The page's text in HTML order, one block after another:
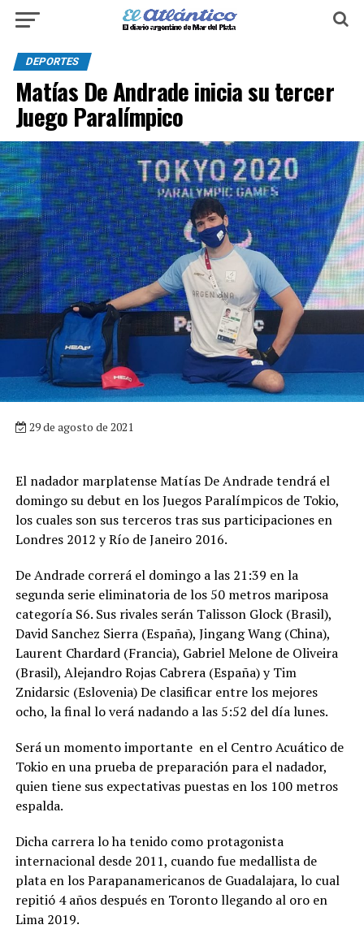
DEPORTES
Matías De Andrade inicia su tercer
Juego Paralímpico
29 de agosto de 2021
El nadador marplatense Matías De Andrade tendrá el
domingo su debut en los Juegos Paralímpicos de Tokio,
los cuales son sus terceros tras sus participaciones en
Londres 2012 y Río de Janeiro 2016.
De Andrade correrá el domingo a las 21:39 en la
segunda serie eliminatoria de los 50 metros mariposa
categoría S6. Sus rivales serán Talisson Glock (Brasil),
David Sanchez Sierra (España), Jingang Wang (China),
Laurent Chardard (Francia), Gabriel Melone de Oliveira
(Brasil), Alejandro Rojas Cabrera (España) y Tim
Znidarsic (Eslovenia) De clasificar entre los mejores
ocho, la final lo verá nadando a las 5:52 del día lunes.
Será un momento importante en el Centro Acuático de
Tokio en una prueba de preparación para el nadador,
quien tiene sus expectativas puestas en los 100 metros
espalda.
Dicha carrera lo ha tenido como protagonista
internacional desde 2011, cuando fue medallista de
plata en los Parapanamericanos de Guadalajara, lo cual
repitió 4 años después en Toronto llegando al oro en
Lima 2019.